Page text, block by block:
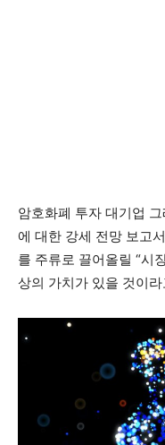
암호화폐 투자 대기업
에 대한 강세 전망 보고
를 주류로 끌어올릴 “시
상의 가치가 있을 것이